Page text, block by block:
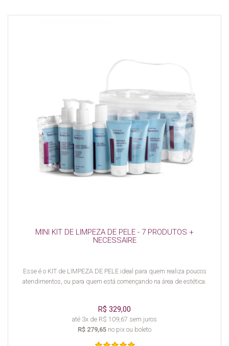
MINI KIT DE LIMPEZA DE PELE - 7 PRODUTOS +
NECESSAIRE
Esse é o KIT de LIMPEZA DE PELE ideal para quem realiza poucos
atendimentos, ou para quem está començando na área de estética.
R$ 329,00
até 3x de R$ 109,67 sem juros
R$ 279,65 no pix ou boleto